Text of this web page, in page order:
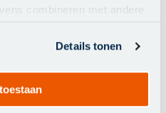
combineren met andere
van hun services.
Details tonen
-10%
Platinum Riva stokparasol